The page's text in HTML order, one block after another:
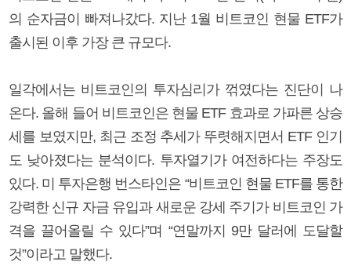
의 순자금이 빠져나갔다. 지난 1월 비트코인 현물 ETF가
출시된 이후 가장 큰 규모다.
일각에서는 비트코인의 투자심리가 꺾였다는 진단이 나
온다. 올해 들어 비트코인은 현물 ETF 효과로 가파른 상승
세를 보였지만, 최근 조정 추세가 뚜렷해지면서 ETF 인기
도 낮아졌다는 분석이다. 투자열기가 여전하다는 주장도
있다. 미 투자은행 번스타인은 “비트코인 현물 ETF를 통한
강력한 신규 자금 유입과 새로운 강세 주기가 비트코인 가
격을 끌어올릴 수 있다”며 “연말까지 9만 달러에 도달할
것”이라고 말했다.